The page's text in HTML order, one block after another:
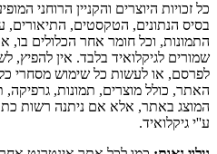
כל זכויות היוצרים והקניין הרוחני
בסיס הנתונים, הטקסטים, התיאורים,
התמונות, וכל חומר אחר הכלולים
שמורים לגיקלואיד בלבד. אין להפיץ,
לפרסם, או לעשות כל שימוש מסחרי
האתר, כולל מוצרים, תמונות, גרפיקה,
המוצג באתר, אלא אם ניתנה רשות
ע''י גיקלואיד.